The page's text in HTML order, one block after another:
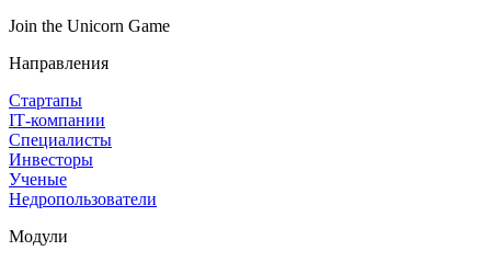
Join the Unicorn Game
Направления
Стартапы
IT‑компании
Специалисты
Инвесторы
Ученые
Недропользователи
Модули